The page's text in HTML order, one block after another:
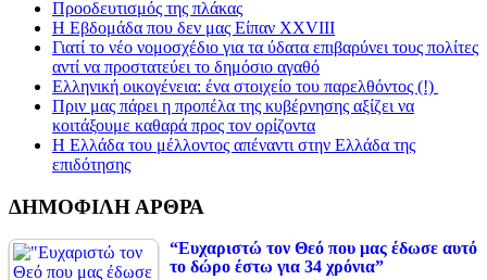
Προοδευτισμός της πλάκας
Η Εβδομάδα που δεν μας Είπαν XXVIII
Γιατί το νέο νομοσχέδιο για τα ύδατα επιβαρύνει τους πολίτες
αντί να προστατεύει το δημόσιο αγαθό
Ελληνική οικογένεια: ένα στοιχείο του παρελθόντος (!)
Πριν μας πάρει η προπέλα της κυβέρνησης αξίζει να
κοιτάξουμε καθαρά προς τον ορίζοντα
Η Ελλάδα του μέλλοντος απέναντι στην Ελλάδα της
επιδότησης
ΔΗΜΟΦΙΛΗ ΑΡΘΡΑ
“Ευχαριστώ τον Θεό που μας έδωσε αυτό
το δώρο έστω για 34 χρόνια”